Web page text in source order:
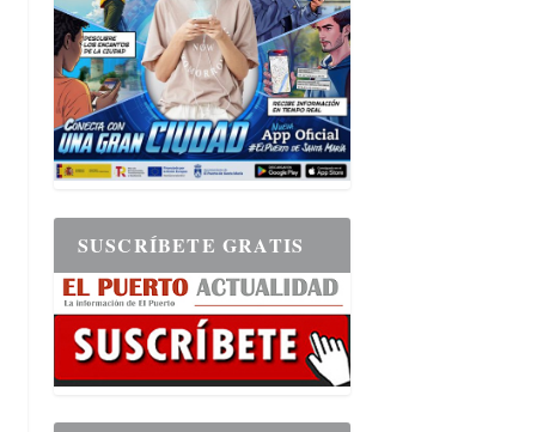
SUSCRÍBETE GRATIS